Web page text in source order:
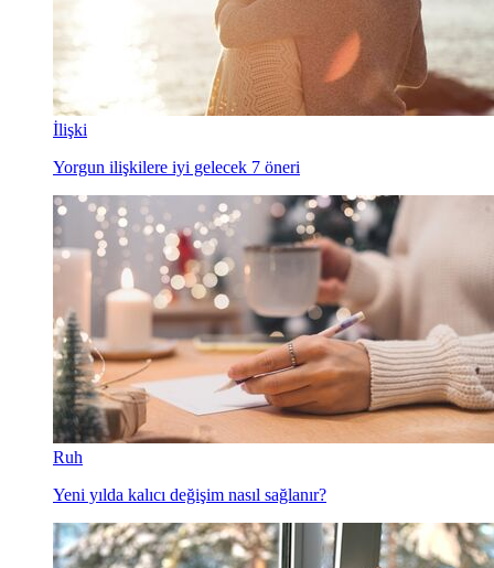
İlişki
Yorgun ilişkilere iyi gelecek 7 öneri
Ruh
Yeni yılda kalıcı değişim nasıl sağlanır?